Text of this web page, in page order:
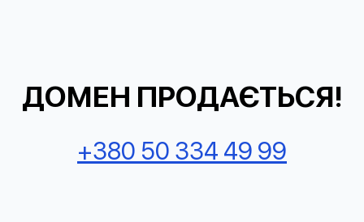
ДОМЕН ПРОДАЄТЬСЯ!
+380 50 334 49 99